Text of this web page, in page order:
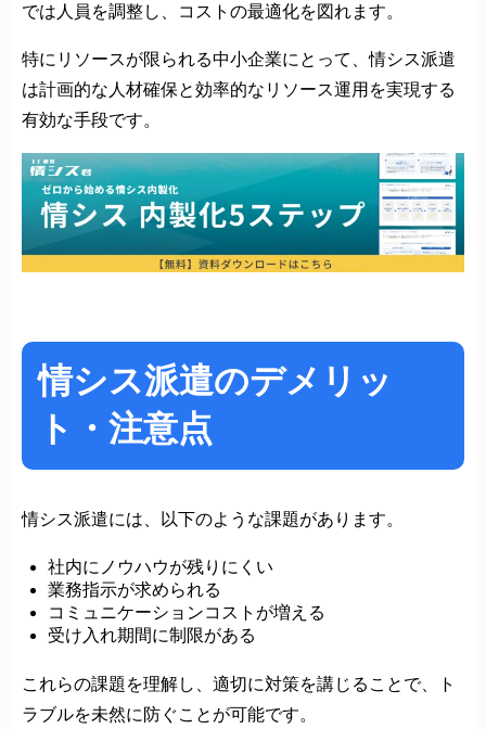
では人員を調整し、コストの最適化を図れます。
特にリソースが限られる中小企業にとって、情シス派遣
は計画的な人材確保と効率的なリソース運用を実現する
有効な手段です。
情シス派遣のデメリッ
ト・注意点
情シス派遣には、以下のような課題があります。
社内にノウハウが残りにくい
業務指示が求められる
コミュニケーションコストが増える
受け入れ期間に制限がある
これらの課題を理解し、適切に対策を講じることで、ト
ラブルを未然に防ぐことが可能です。